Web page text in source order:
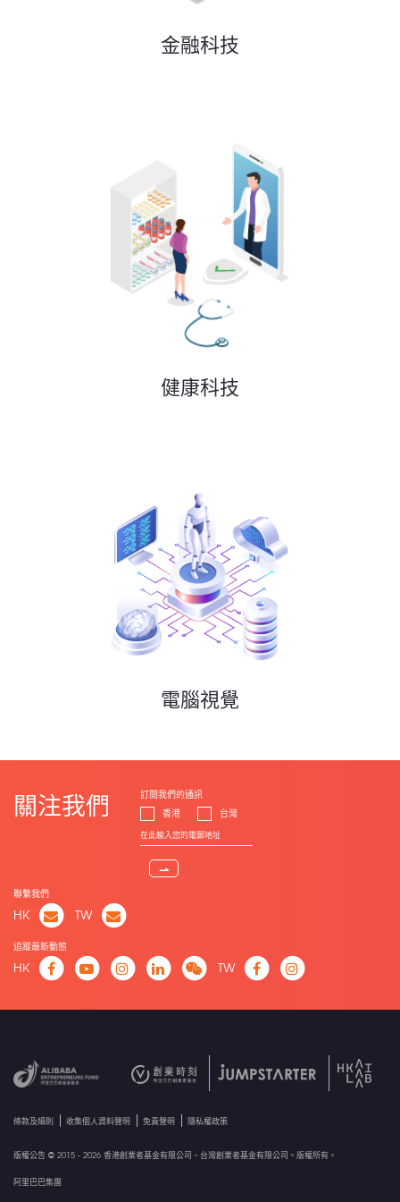
金融科技
健康科技
電腦視覺
關注我們
訂閱我們的通訊
香港
台灣
⇀
聯繫我們
HK TW
追蹤最新動態
HK TW
條款及細則 收集個人資料聲明 免責聲明 隱私權政策
版權公告 © 2015 - 2026 香港創業者基金有限公司、台灣創業者基金有限公司。版權所有。
阿里巴巴集團